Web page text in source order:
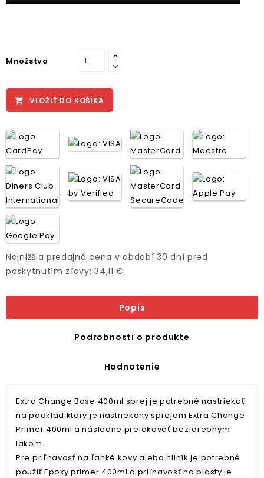
Množstvo
 VLOŽIŤ DO KOŠÍKA
Najnižšia predajná cena v období 30 dní pred
poskytnutím zľavy: 34,11 €
Popis
Podrobnosti o produkte
Hodnotenie
Extra Change Base 400ml sprej je potrebné nastriekať
na podklad ktorý je nastriekaný sprejom Extra Change
Primer 400ml a následne prelakovať bezfarebným
lakom.
Pre priľnavosť na ľahké kovy alebo hliník je potrebné
použiť Epoxy primer 400ml a priľnavosť na plasty je